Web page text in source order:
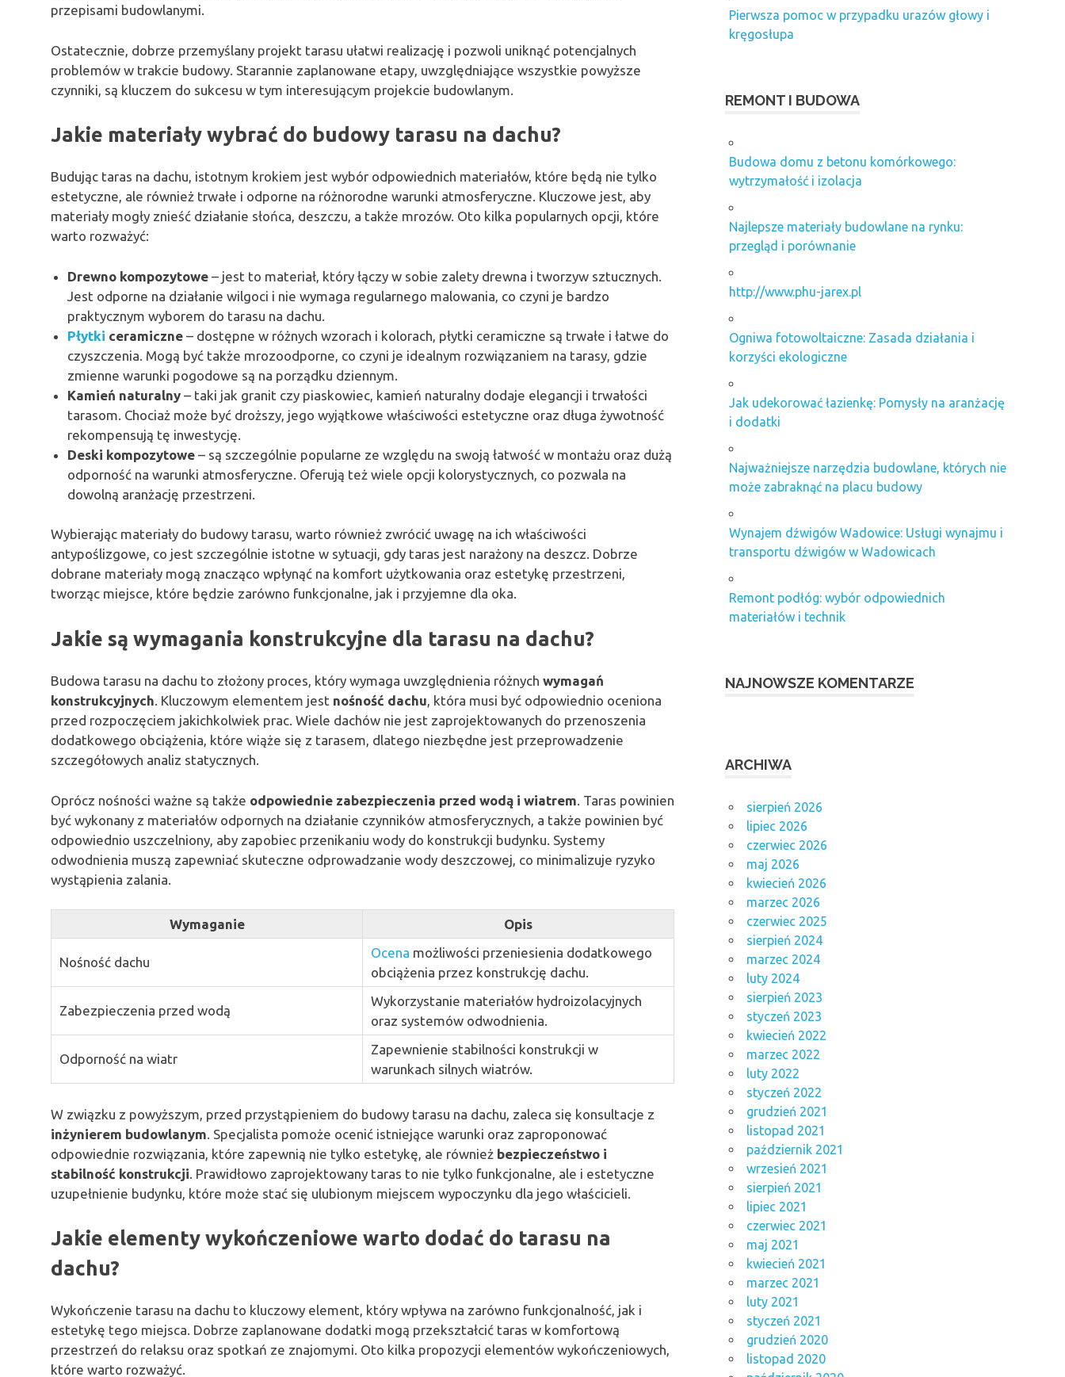
przepisami budowlanymi.
Ostatecznie, dobrze przemyślany projekt tarasu ułatwi realizację i pozwoli uniknąć potencjalnych
problemów w trakcie budowy. Starannie zaplanowane etapy, uwzględniające wszystkie powyższe
czynniki, są kluczem do sukcesu w tym interesującym projekcie budowlanym.
Jakie materiały wybrać do budowy tarasu na dachu?
Budując taras na dachu, istotnym krokiem jest wybór odpowiednich materiałów, które będą nie tylko
estetyczne, ale również trwałe i odporne na różnorodne warunki atmosferyczne. Kluczowe jest, aby
materiały mogły znieść działanie słońca, deszczu, a także mrozów. Oto kilka popularnych opcji, które
warto rozważyć:
Drewno kompozytowe – jest to materiał, który łączy w sobie zalety drewna i tworzyw sztucznych.
Jest odporne na działanie wilgoci i nie wymaga regularnego malowania, co czyni je bardzo
praktycznym wyborem do tarasu na dachu.
Płytki ceramiczne – dostępne w różnych wzorach i kolorach, płytki ceramiczne są trwałe i łatwe do
czyszczenia. Mogą być także mrozoodporne, co czyni je idealnym rozwiązaniem na tarasy, gdzie
zmienne warunki pogodowe są na porządku dziennym.
Kamień naturalny – taki jak granit czy piaskowiec, kamień naturalny dodaje elegancji i trwałości
tarasom. Chociaż może być droższy, jego wyjątkowe właściwości estetyczne oraz długa żywotność
rekompensują tę inwestycję.
Deski kompozytowe – są szczególnie popularne ze względu na swoją łatwość w montażu oraz dużą
odporność na warunki atmosferyczne. Oferują też wiele opcji kolorystycznych, co pozwala na
dowolną aranżację przestrzeni.
Wybierając materiały do budowy tarasu, warto również zwrócić uwagę na ich właściwości
antypoślizgowe, co jest szczególnie istotne w sytuacji, gdy taras jest narażony na deszcz. Dobrze
dobrane materiały mogą znacząco wpłynąć na komfort użytkowania oraz estetykę przestrzeni,
tworząc miejsce, które będzie zarówno funkcjonalne, jak i przyjemne dla oka.
Jakie są wymagania konstrukcyjne dla tarasu na dachu?
Budowa tarasu na dachu to złożony proces, który wymaga uwzględnienia różnych wymagań
konstrukcyjnych. Kluczowym elementem jest nośność dachu, która musi być odpowiednio oceniona
przed rozpoczęciem jakichkolwiek prac. Wiele dachów nie jest zaprojektowanych do przenoszenia
dodatkowego obciążenia, które wiąże się z tarasem, dlatego niezbędne jest przeprowadzenie
szczegółowych analiz statycznych.
Oprócz nośności ważne są także odpowiednie zabezpieczenia przed wodą i wiatrem . Taras powinien
być wykonany z materiałów odpornych na działanie czynników atmosferycznych, a także powinien być
odpowiednio uszczelniony, aby zapobiec przenikaniu wody do konstrukcji budynku. Systemy
odwodnienia muszą zapewniać skuteczne odprowadzanie wody deszczowej, co minimalizuje ryzyko
wystąpienia zalania.
Wymaganie Opis
Nośność dachu
Ocena możliwości przeniesienia dodatkowego
obciążenia przez konstrukcję dachu.
Zabezpieczenia przed wodą
Wykorzystanie materiałów hydroizolacyjnych
oraz systemów odwodnienia.
Odporność na wiatr
Zapewnienie stabilności konstrukcji w
warunkach silnych wiatrów.
W związku z powyższym, przed przystąpieniem do budowy tarasu na dachu, zaleca się konsultacje z
inżynierem budowlanym . Specjalista pomoże ocenić istniejące warunki oraz zaproponować
odpowiednie rozwiązania, które zapewnią nie tylko estetykę, ale również bezpieczeństwo i
stabilność konstrukcji . Prawidłowo zaprojektowany taras to nie tylko funkcjonalne, ale i estetyczne
uzupełnienie budynku, które może stać się ulubionym miejscem wypoczynku dla jego właścicieli.
Jakie elementy wykończeniowe warto dodać do tarasu na
dachu?
Wykończenie tarasu na dachu to kluczowy element, który wpływa na zarówno funkcjonalność, jak i
estetykę tego miejsca. Dobrze zaplanowane dodatki mogą przekształcić taras w komfortową
przestrzeń do relaksu oraz spotkań ze znajomymi. Oto kilka propozycji elementów wykończeniowych,
które warto rozważyć.
Pierwsza pomoc w przypadku urazów głowy i
kręgosłupa
REMONT I BUDOWA
Budowa domu z betonu komórkowego:
wytrzymałość i izolacja
Najlepsze materiały budowlane na rynku:
przegląd i porównanie
http://www.phu-jarex.pl
Ogniwa fotowoltaiczne: Zasada działania i
korzyści ekologiczne
Jak udekorować łazienkę: Pomysły na aranżację
i dodatki
Najważniejsze narzędzia budowlane, których nie
może zabraknąć na placu budowy
Wynajem dźwigów Wadowice: Usługi wynajmu i
transportu dźwigów w Wadowicach
Remont podłóg: wybór odpowiednich
materiałów i technik
NAJNOWSZE KOMENTARZE
ARCHIWA
sierpień 2026
lipiec 2026
czerwiec 2026
maj 2026
kwiecień 2026
marzec 2026
czerwiec 2025
sierpień 2024
marzec 2024
luty 2024
sierpień 2023
styczeń 2023
kwiecień 2022
marzec 2022
luty 2022
styczeń 2022
grudzień 2021
listopad 2021
październik 2021
wrzesień 2021
sierpień 2021
lipiec 2021
czerwiec 2021
maj 2021
kwiecień 2021
marzec 2021
luty 2021
styczeń 2021
grudzień 2020
listopad 2020